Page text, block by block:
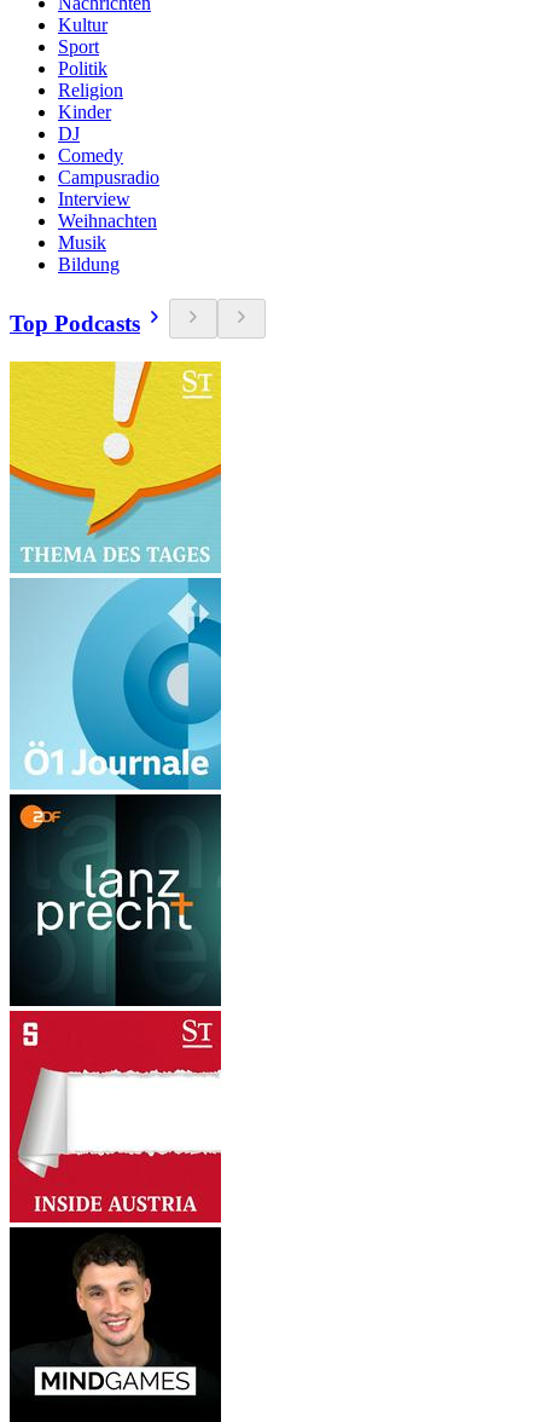
Kultur
Sport
Politik
Religion
Kinder
DJ
Comedy
Campusradio
Interview
Weihnachten
Musik
Bildung
Top Podcasts